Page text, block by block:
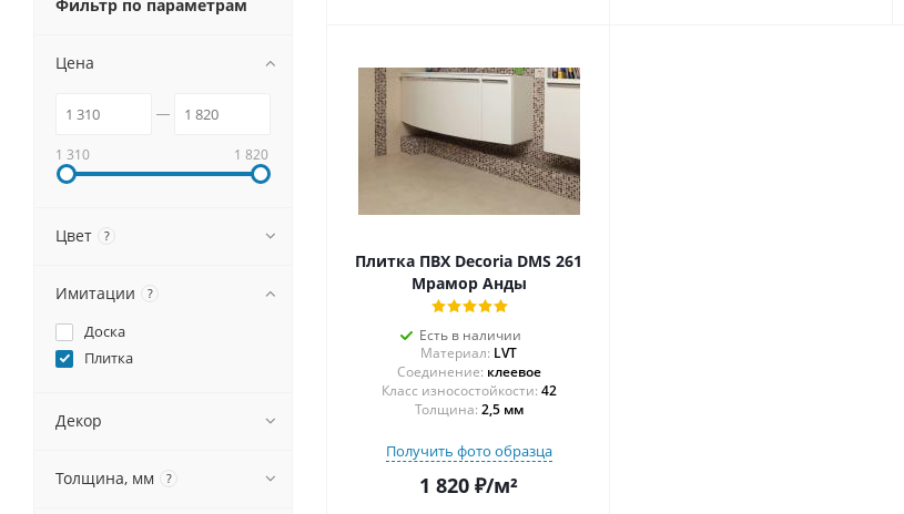
Плитка ПВХ Decoria DMS 261
Мрамор Анды
Есть в наличии
Материал: LVT
Соединение: клеевое
42
Толщина: 2,5 мм
Получить фото образца
1 820 ₽/м²
Фильтр по параметрам
Цена
1 310 1 820
Цвет ?
Имитации ?
Доска
Плитка
Декор
Толщина, мм ?